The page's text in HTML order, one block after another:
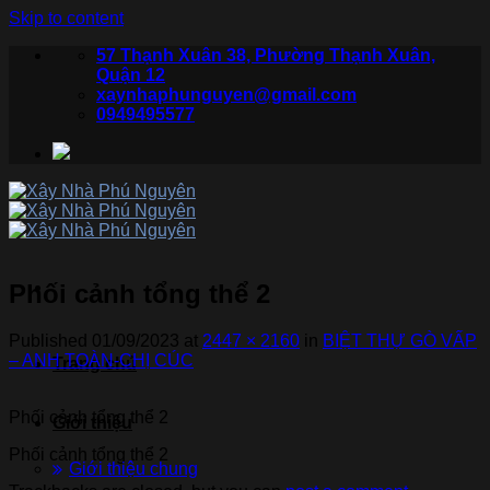
Skip to content
57 Thạnh Xuân 38, Phường Thạnh Xuân,
Quận 12
xaynhaphunguyen@gmail.com
0949495577
Trang chủ
Giới thiệu
Giới thiệu chung
Phối cảnh tổng thể 2
Published 01/09/2023 at 2447 × 2160 in BIỆT THỰ GÒ VẤP
– ANH TOÀN-CHỊ CÚC
Phối cảnh tổng thể 2
Phối cảnh tổng thể 2